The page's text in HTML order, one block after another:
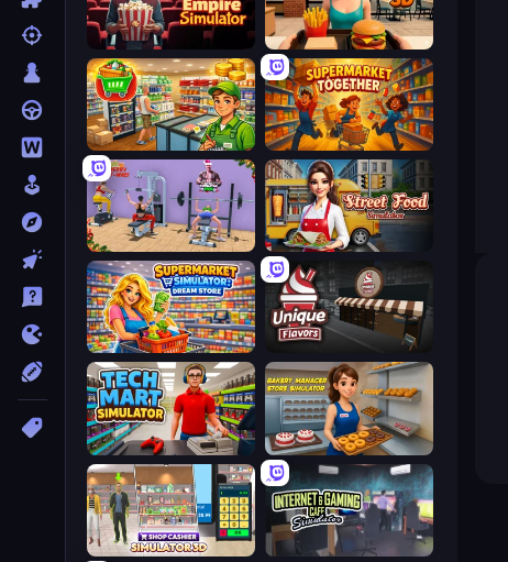
Burger Restaurant Simulator 3D
Popcorn Empire Simulator
Supermarket Together
Supermarket Simulator: Desert
Street Food Simulator
Gym Simulator 2024
Unique Flavors
Supermarket Simulator: Dream Store
Bakery Manager: Store Simulator
Tech Mart Simulator
Internet and Gaming Cafe Simulator
Shop Cashier Simulator 3D